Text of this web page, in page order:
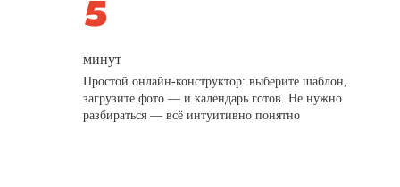
минут
Простой онлайн-конструктор: выберите шаблон,
загрузите фото — и календарь готов. Не нужно
разбираться — всё интуитивно понятно